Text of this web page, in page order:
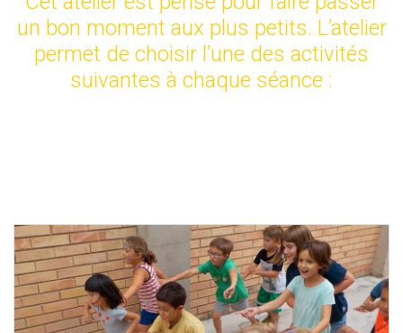
un bon moment aux plus petits. L’atelier
permet de choisir l’une des activités
suivantes à chaque séance :